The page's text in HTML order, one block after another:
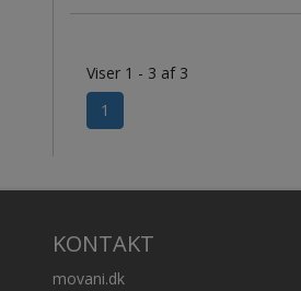
Viser 1 - 3 af 3
1
KONTAKT
movani.dk